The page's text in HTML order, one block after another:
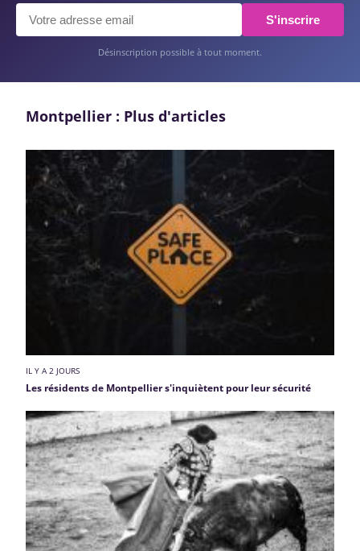
S'inscrire
Désinscription possible à tout moment.
Montpellier : Plus d'articles
IL Y A 2 JOURS
Les résidents de Montpellier s'inquiètent pour leur sécurité